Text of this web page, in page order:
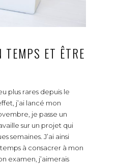
TEMPS ET ÊTRE
plus rares depuis le
j’ai lancé mon
je passe un
sur un projet qui
semaines. J’ai ainsi
à consacrer à mon
examen, j’aimerais